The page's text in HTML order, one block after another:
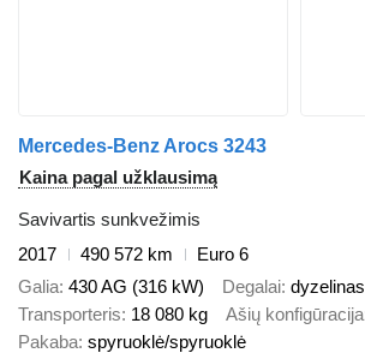
Mercedes-Benz Arocs 3243
Kaina pagal užklausimą
Savivartis sunkvežimis
2017
490 572 km
Euro 6
Galia 430 AG (316 kW) Degalai dyzelinas
Transporteris 18 080 kg Ašių konfigūracija
Pakaba spyruoklė/spyruoklė